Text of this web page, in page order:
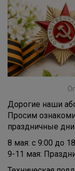
Дорогие наши
Просим
праздничные
8 мая: с 9:00 до
9-11 мая: